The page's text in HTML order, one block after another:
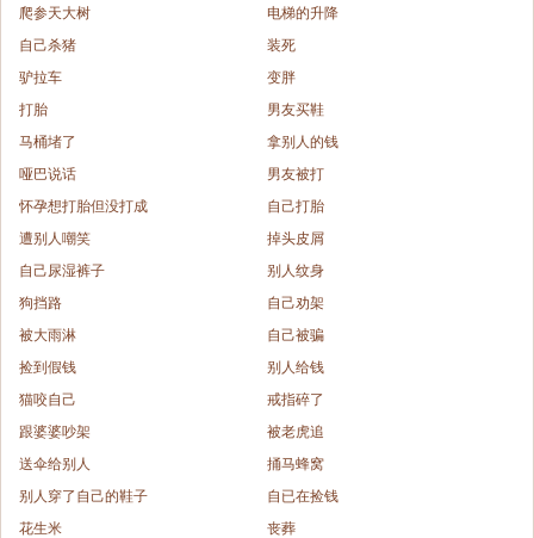
爬参天大树
电梯的升降
自己杀猪
装死
驴拉车
变胖
打胎
男友买鞋
马桶堵了
拿别人的钱
哑巴说话
男友被打
怀孕想打胎但没打成
自己打胎
遭别人嘲笑
掉头皮屑
自己尿湿裤子
别人纹身
狗挡路
自己劝架
被大雨淋
自己被骗
捡到假钱
别人给钱
猫咬自己
戒指碎了
跟婆婆吵架
被老虎追
送伞给别人
捅马蜂窝
别人穿了自己的鞋子
自已在捡钱
花生米
丧葬